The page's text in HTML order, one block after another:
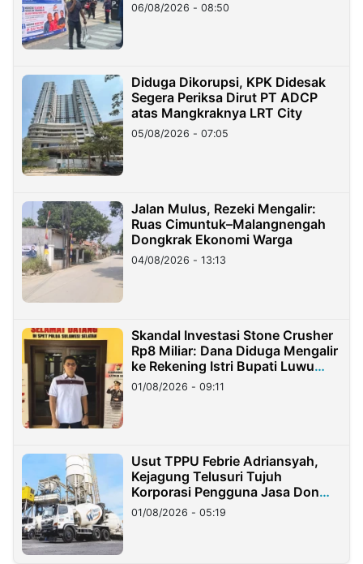
06/08/2026 - 08:50
Diduga Dikorupsi, KPK Didesak
Segera Periksa Dirut PT ADCP
atas Mangkraknya LRT City
05/08/2026 - 07:05
Jalan Mulus, Rezeki Mengalir:
Ruas Cimuntuk–Malangnengah
Dongkrak Ekonomi Warga
04/08/2026 - 13:13
Skandal Investasi Stone Crusher
Rp8 Miliar: Dana Diduga Mengalir
ke Rekening Istri Bupati Luwu
Timur
01/08/2026 - 09:11
Usut TPPU Febrie Adriansyah,
Kejagung Telusuri Tujuh
Korporasi Pengguna Jasa Don
Ritto
01/08/2026 - 05:19